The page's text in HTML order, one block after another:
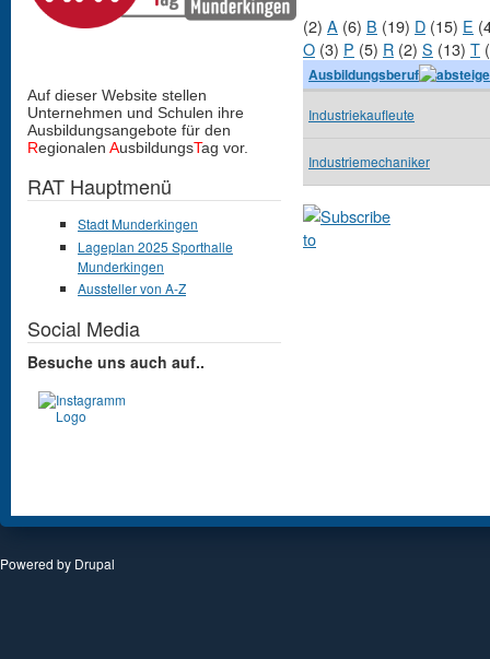
(2) A (6) B (19) D (15) E
O (3) P (5) R (2) S (13) T
Ausbildungsberuf
Industriekaufleute
Industriemechaniker
Auf dieser Website stellen
Unternehmen und Schulen ihre
Ausbildungsangebote für den
Regionalen AusbildungsTag vor.
RAT Hauptmenü
Stadt Munderkingen
Lageplan 2025 Sporthalle
Munderkingen
Aussteller von A-Z
Social Media
Besuche uns auch auf..
Powered by Drupal